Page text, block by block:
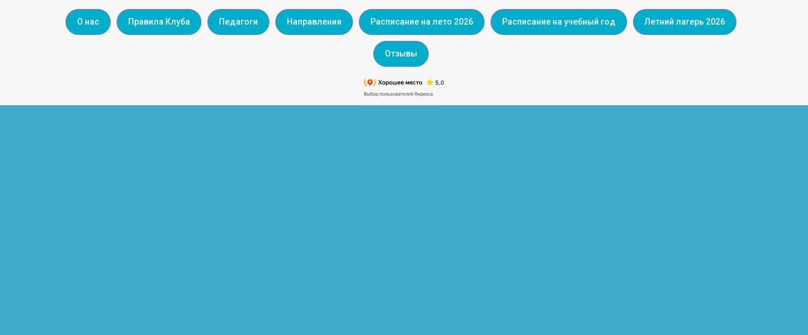
О нас Правила Клуба Педагоги Направления Расписание на лето 2026 Расписание на учебный год Летний лагерь 2026
Отзывы